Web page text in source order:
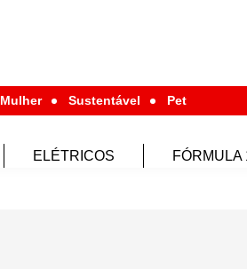
Mulher Sustentável Pet
ELÉTRICOS FÓRMULA